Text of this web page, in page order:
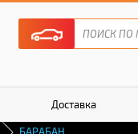
Доставка